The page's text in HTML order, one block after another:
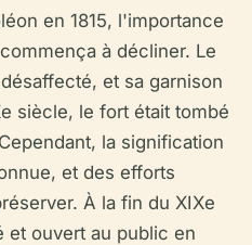
en 1815, l'importance
à décliner. Le
et sa garnison
siècle, le fort était tombé
la signification
et des efforts
À la fin du XIXe
et ouvert au public en